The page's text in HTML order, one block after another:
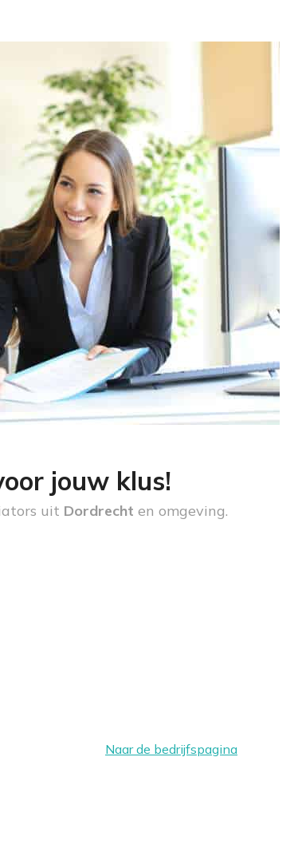
jouw klus!
uit Dordrecht en omgeving.
Naar de bedrijfspagina